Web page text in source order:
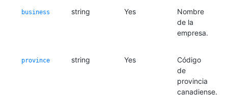
business string Yes
Nombre
de la
empresa.
province string Yes
Código
de
provincia
canadiense.